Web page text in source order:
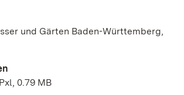
und Gärten Baden-Württemberg,
0.79 MB